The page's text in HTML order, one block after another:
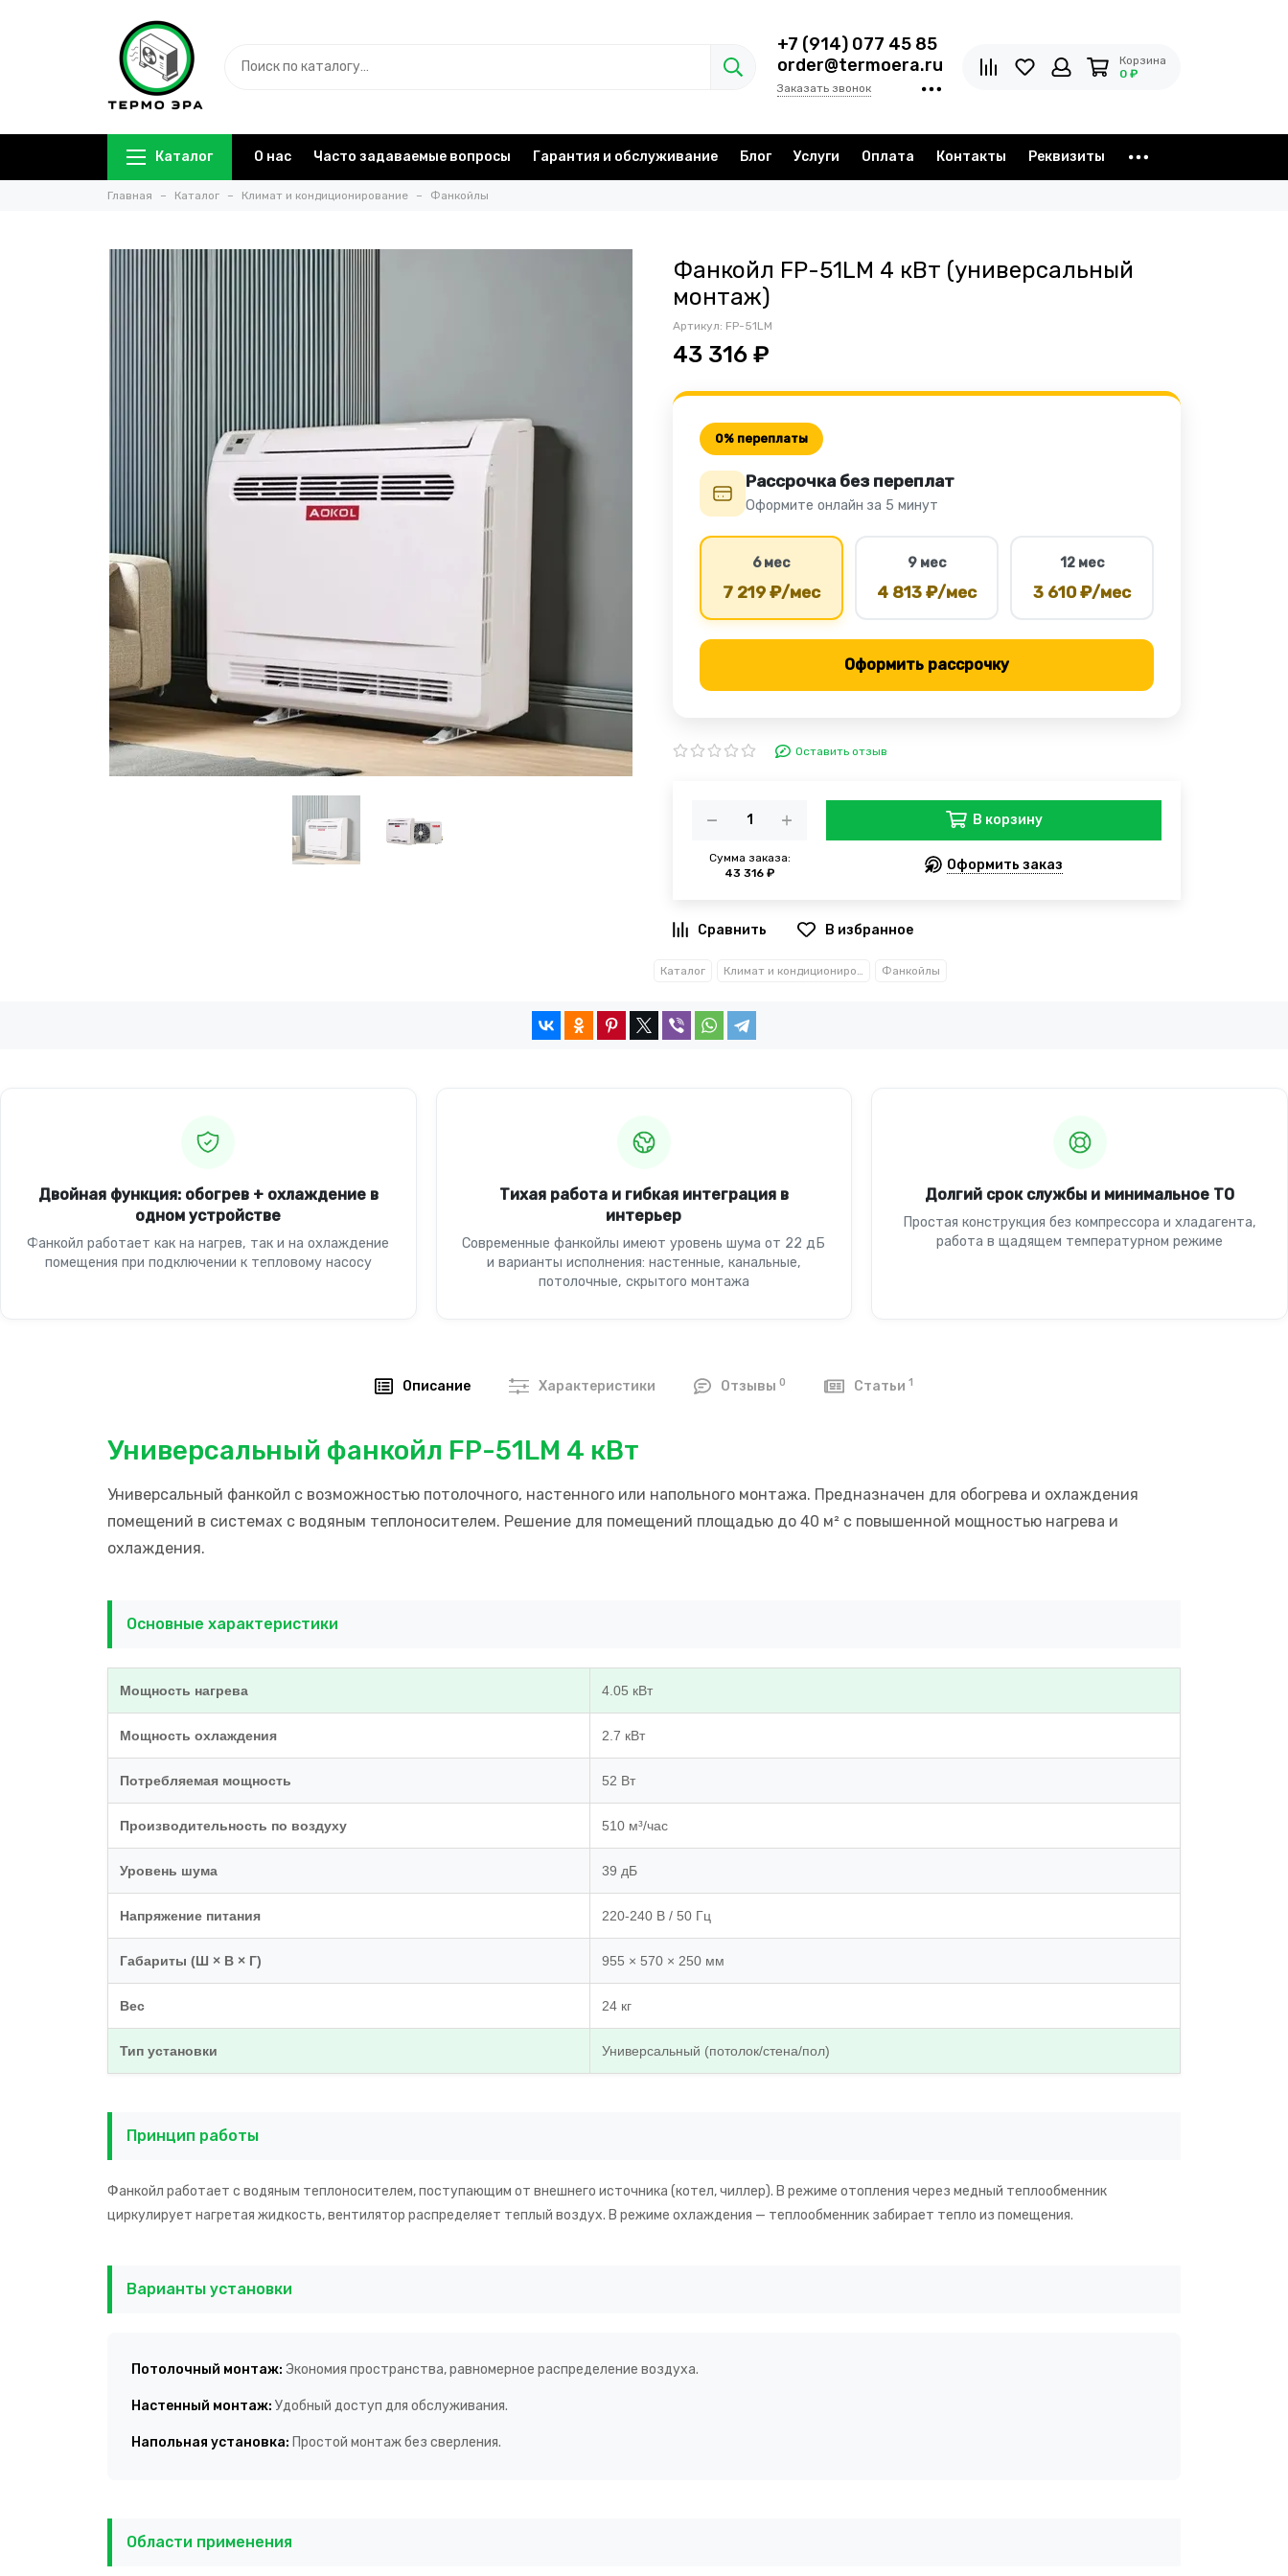
+7 (914) 077 45 85
order@termoera.ru
Заказать звонок
Корзина
0 ₽
Каталог О нас Часто задаваемые вопросы Гарантия и обслуживание Блог Услуги Оплата Контакты Реквизиты
Главная Каталог Климат и кондиционирование Фанкойлы
Фанкойл FP-51LM 4 кВт (универсальный
монтаж)
Артикул: FP-51LM
43 316 ₽
0% переплаты
Рассрочка без переплат
Оформите онлайн за 5 минут
6 мес
7 219 ₽/мес
9 мес
4 813 ₽/мес
12 мес
3 610 ₽/мес
Оформить рассрочку
Оставить отзыв
Сумма заказа:
43 316 ₽
В корзину
Оформить заказ
В избранное
Каталог Климат и кондиционирование Фанкойлы
Двойная функция: обогрев + охлаждение в
одном устройстве
Фанкойл работает как на нагрев, так и на охлаждение
помещения при подключении к тепловому насосу
Тихая работа и гибкая интеграция в
интерьер
Современные фанкойлы имеют уровень шума от 22 дБ
и варианты исполнения: настенные, канальные,
потолочные, скрытого монтажа
Долгий срок службы и минимальное ТО
Простая конструкция без компрессора и хладагента,
работа в щадящем температурном режиме
Описание Характеристики Отзывы0 Статьи 1
Универсальный фанкойл FP-51LM 4 кВт
Универсальный фанкойл с возможностью потолочного, настенного или напольного монтажа. Предназначен для обогрева и охлаждения
помещений в системах с водяным теплоносителем. Решение для помещений площадью до 40 м² с повышенной мощностью нагрева и
охлаждения.
Основные характеристики
Мощность нагрева 4.05 кВт
Мощность охлаждения 2.7 кВт
Потребляемая мощность 52 Вт
Производительность по воздуху 510 м³/час
Уровень шума 39 дБ
Напряжение питания 220-240 В / 50 Гц
Габариты (Ш × В × Г) 955 × 570 × 250 мм
Вес 24 кг
Тип установки Универсальный (потолок/стена/пол)
Принцип работы
Фанкойл работает с водяным теплоносителем, поступающим от внешнего источника (котел, чиллер). В режиме отопления через медный теплообменник
циркулирует нагретая жидкость, вентилятор распределяет теплый воздух. В режиме охлаждения — теплообменник забирает тепло из помещения.
Варианты установки
Потолочный монтаж: Экономия пространства, равномерное распределение воздуха.
Настенный монтаж: Удобный доступ для обслуживания.
Напольная установка: Простой монтаж без сверления.
Области применения